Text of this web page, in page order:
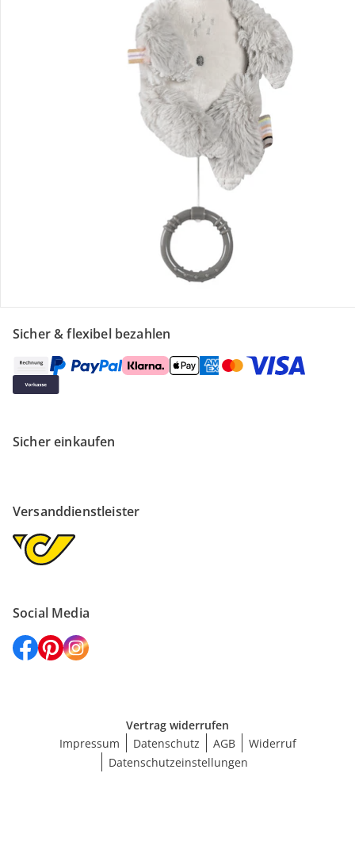
Retoure & Reklamation
Gutscheine & Aktionen
Sicher & flexibel bezahlen
Sicher einkaufen
Versanddienstleister
Social Media
Vertrag widerrufen
Impressum
Datenschutz AGB
Widerruf
Datenschutzeinstellungen